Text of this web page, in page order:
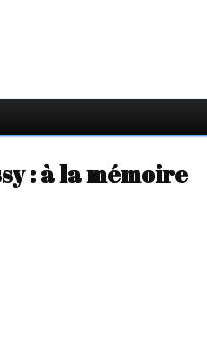
: à la mémoire